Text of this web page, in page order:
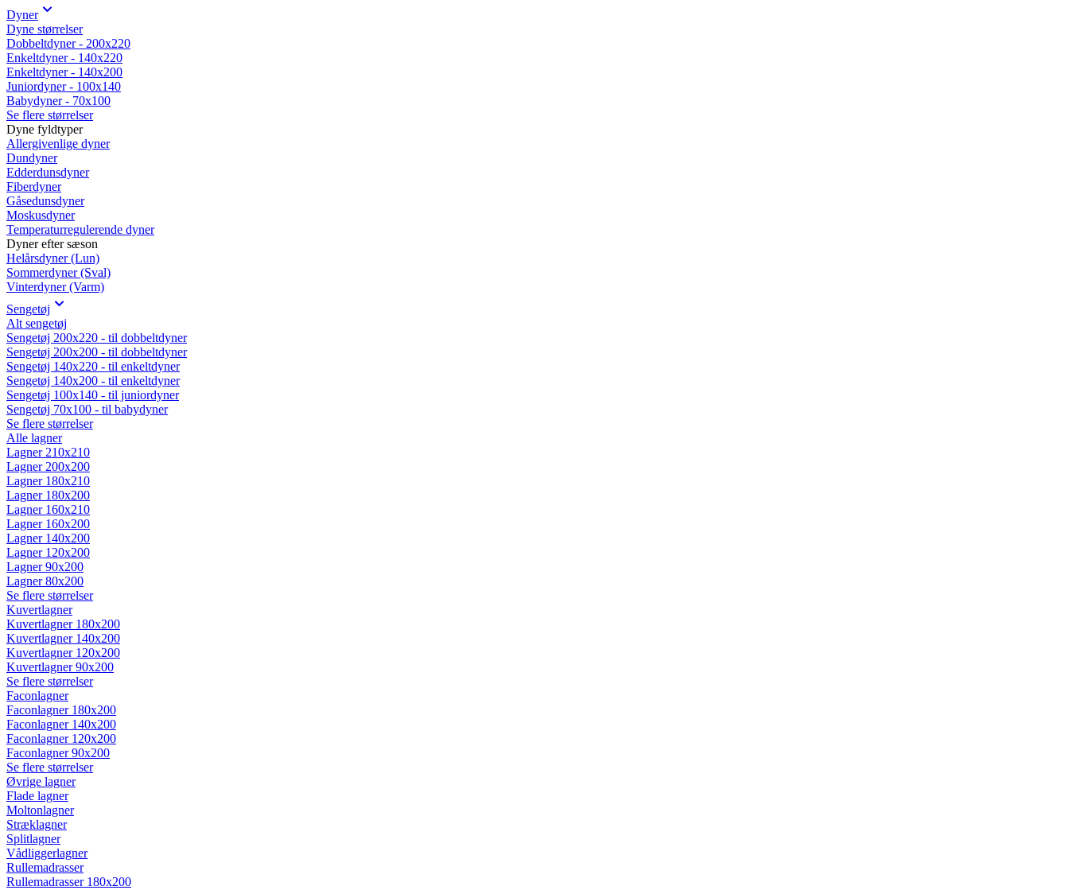
Dyner
Dyne størrelser
Dobbeltdyner - 200x220
Enkeltdyner - 140x220
Enkeltdyner - 140x200
Juniordyner - 100x140
Babydyner - 70x100
Se flere størrelser
Dyne fyldtyper
Allergivenlige dyner
Dundyner
Edderdunsdyner
Fiberdyner
Gåsedunsdyner
Moskusdyner
Temperaturregulerende dyner
Dyner efter sæson
Helårsdyner (Lun)
Sommerdyner (Sval)
Vinterdyner (Varm)
Sengetøj
Alt sengetøj
Sengetøj 200x220 - til dobbeltdyner
Sengetøj 200x200 - til dobbeltdyner
Sengetøj 140x220 - til enkeltdyner
Sengetøj 140x200 - til enkeltdyner
Sengetøj 100x140 - til juniordyner
Sengetøj 70x100 - til babydyner
Se flere størrelser
Alle lagner
Lagner 210x210
Lagner 200x200
Lagner 180x210
Lagner 180x200
Lagner 160x210
Lagner 160x200
Lagner 140x200
Lagner 120x200
Lagner 90x200
Lagner 80x200
Se flere størrelser
Kuvertlagner
Kuvertlagner 180x200
Kuvertlagner 140x200
Kuvertlagner 120x200
Kuvertlagner 90x200
Se flere størrelser
Faconlagner
Faconlagner 180x200
Faconlagner 140x200
Faconlagner 120x200
Faconlagner 90x200
Se flere størrelser
Øvrige lagner
Flade lagner
Moltonlagner
Stræklagner
Splitlagner
Vådliggerlagner
Rullemadrasser
Rullemadrasser 180x200